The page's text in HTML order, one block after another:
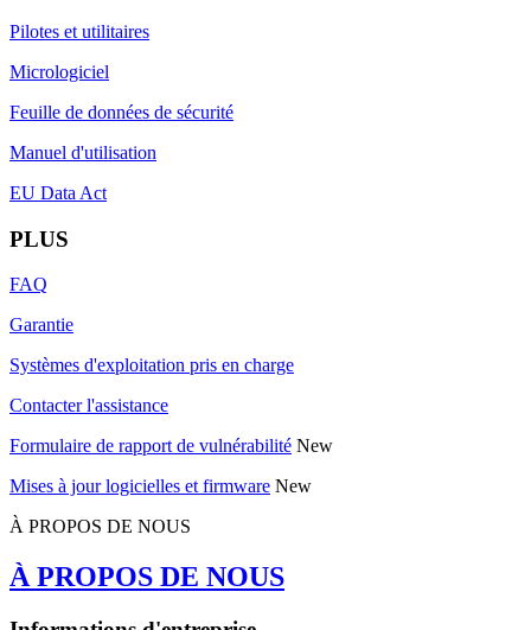
Pilotes et utilitaires
Micrologiciel
Feuille de données de sécurité
Manuel d'utilisation
EU Data Act
PLUS
FAQ
Garantie
Systèmes d'exploitation pris en charge
Contacter l'assistance
Formulaire de rapport de vulnérabilité New
Mises à jour logicielles et firmware New
À PROPOS DE NOUS
À PROPOS DE NOUS